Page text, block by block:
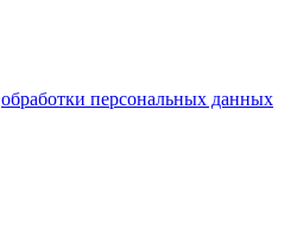
обработки персональных данных